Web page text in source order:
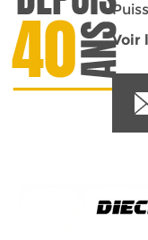
Voir